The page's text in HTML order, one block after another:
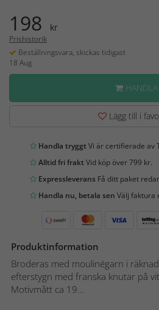
198 kr
Prishistorik
Beställningsvara, skickas tidigast
18 Aug
HANDLA
Lägg till i
Handla tryggtVi är certifierade av
Alltid fri fraktVid köp över 799 kr.
Expressleverans Få ditt paket
Handla nu, betala sen Välj faktura
Produktinformation
Broderas med moulinégarn i
efterstygn med franska knutar på
Motivmått ca 19...